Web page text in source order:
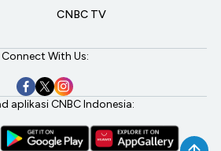
CNBC TV
Connect With Us:
aplikasi CNBC Indonesia: